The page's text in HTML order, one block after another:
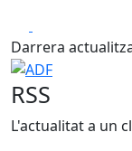
Darrera
ADF
RSS
L'actualitat a un